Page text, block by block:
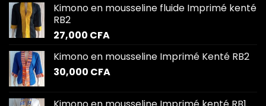
Kimono en mousseline fluide Imprimé kenté
RB2
27,000 CFA
Kimono en mousseline Imprimé Kenté RB2
30,000 CFA